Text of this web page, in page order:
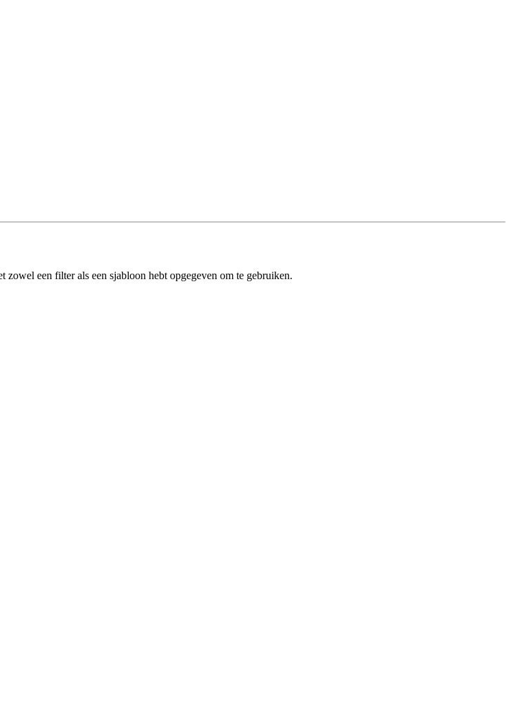
een filter als een sjabloon hebt opgegeven om te gebruiken.